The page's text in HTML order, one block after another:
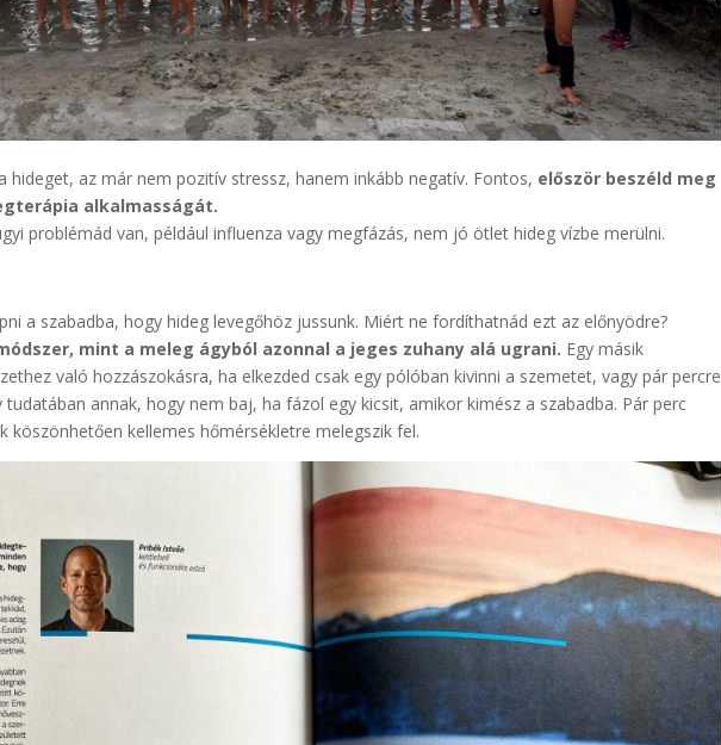
hideget, az már nem pozitív stressz, hanem inkább negatív. Fontos, először beszéld meg
alkalmasságát.
problémád van, például influenza vagy megfázás, nem jó ötlet hideg vízbe merülni.
a szabadba, hogy hideg levegőhöz jussunk. Miért ne fordíthatnád ezt az előnyödre?
mint a meleg ágyból azonnal a jeges zuhany alá ugrani. Egy másik
való hozzászokásra, ha elkezded csak egy pólóban kivinni a szemetet, vagy pár percre
annak, hogy nem baj, ha fázol egy kicsit, amikor kimész a szabadba. Pár perc
köszönhetően kellemes hőmérsékletre melegszik fel.